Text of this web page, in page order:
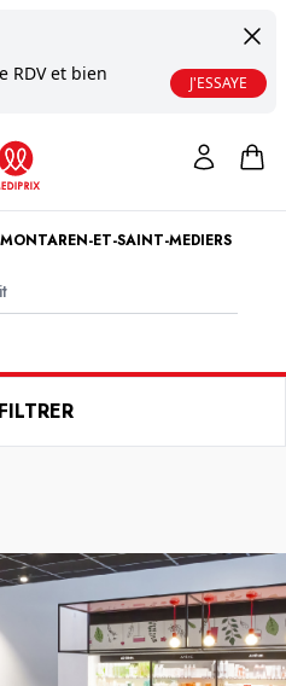
RDV et bien
J'ESSAYE
ET-SAINT-MEDIERS
FILTRER